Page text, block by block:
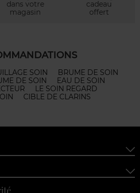
dans votre
magasin
cadeau
offert
SOIN
BRUME DE SOIN
DE SOIN
EAU DE SOIN
LE SOIN REGARD
CIBLE DE CLARINS